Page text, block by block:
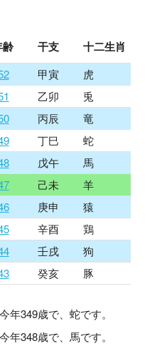
齢 干支 十二生肖
甲寅
虎
乙卯
兎
丙辰
竜
丁巳
蛇
戊午
馬
己未
羊
庚申
猿
辛酉
鶏
壬戌
狗
癸亥 豚
年349歳で、蛇です。
年348歳で、馬です。